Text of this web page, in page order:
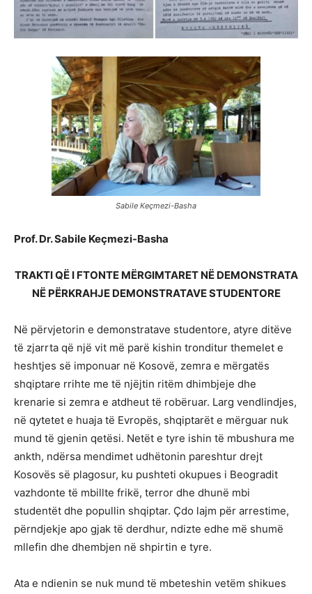
Sabile Keçmezi-Basha
Prof. Dr. Sabile Keçmezi-Basha
TRAKTI QË I FTONTE MËRGIMTARET NË DEMONSTRATA
NË PËRKRAHJE DEMONSTRATAVE STUDENTORE
Në përvjetorin e demonstratave studentore, atyre ditëve
të zjarrta që një vit më parë kishin tronditur themelet e
heshtjes së imponuar në Kosovë, zemra e mërgatës
shqiptare rrihte me të njëjtin ritëm dhimbjeje dhe
krenarie si zemra e atdheut të robëruar. Larg vendlindjes,
në qytetet e huaja të Evropës, shqiptarët e mërguar nuk
mund të gjenin qetësi. Netët e tyre ishin të mbushura me
ankth, ndërsa mendimet udhëtonin pareshtur drejt
Kosovës së plagosur, ku pushteti okupues i Beogradit
vazhdonte të mbillte frikë, terror dhe dhunë mbi
studentët dhe popullin shqiptar. Çdo lajm për arrestime,
përndjekje apo gjak të derdhur, ndizte edhe më shumë
mllefin dhe dhembjen në shpirtin e tyre.
Ata e ndienin se nuk mund të mbeteshin vetëm shikues